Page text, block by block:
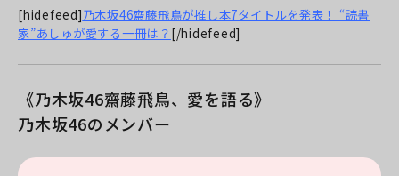
[hidefeed]乃木坂46齋藤飛鳥が推し本7タイトルを発表！ “読書
家”あしゅが愛する一冊は？ [/hidefeed]
《乃木坂46齋藤飛鳥、愛を語る》
乃木坂46のメンバー